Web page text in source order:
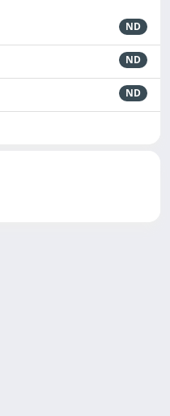
ND
ND
ND